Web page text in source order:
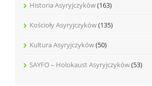
Historia Asyryjczyków(163)
Kościoły Asyryjczyków(135)
Kultura Asyryjczyków(50)
SAYFO – Holokaust Asyryjczyków(53)